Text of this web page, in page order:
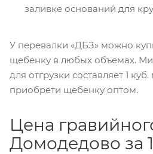
заливке оснований для
У перевалки «ДБЗ» можно
щебенку в любых объемах.
для отгрузки составляет 1
приобрети щебенку оптом.
Цена
Домодедово за